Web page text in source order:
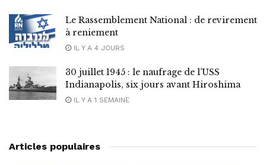
Le Rassemblement National : de revirement
à reniement
IL Y A 4 JOURS
30 juillet 1945 : le naufrage de l’USS
Indianapolis, six jours avant Hiroshima
IL Y A 1 SEMAINE
Articles populaires